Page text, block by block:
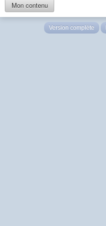
Mon contenu
Version complète